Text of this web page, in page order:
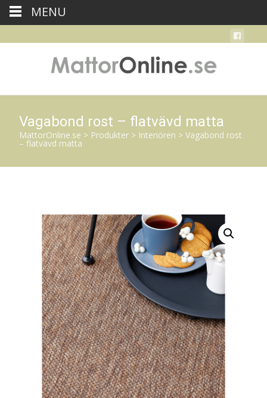
Vagabond rost – flatvävd matta
MattorOnline.se > Produkter > Interiören > Vagabond rost
– flatvävd matta
MENU